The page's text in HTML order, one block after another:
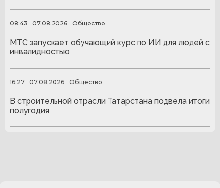
08:43 07.08.2026 Общество
МТС запускает обучающий курс по ИИ для людей с
инвалидностью
16:27 07.08.2026 Общество
В строительной отрасли Татарстана подвела итоги
полугодия